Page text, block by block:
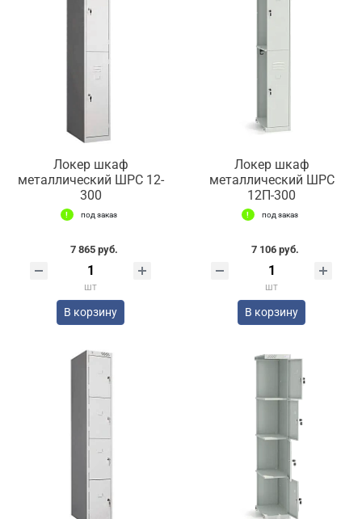
Локер шкаф
металлический ШРС 12-
300
под заказ
7 865 руб.
шт
В корзину
Локер шкаф
металлический ШРС
12П-300
под заказ
7 106 руб.
шт
В корзину